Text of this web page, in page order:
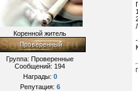
Коренной житель
Группа: Проверенные
Сообщений: 194
Награды: 0
Репутация: 6